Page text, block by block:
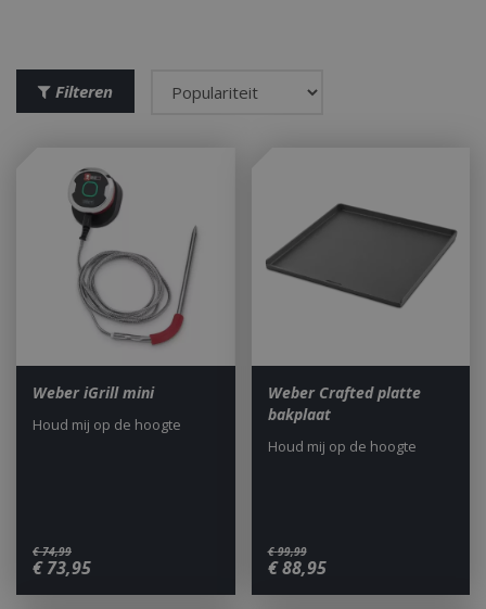
Filteren
Weber iGrill mini
€ 74,99
€ 73,95
Houd mij op de hoogte
Weber Crafted platte
bakplaat
€ 99,99
€ 88,95
Houd mij op de hoogte